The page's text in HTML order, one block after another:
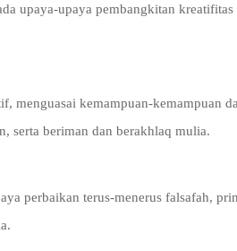
upaya-upaya pembangkitan
menguasai kemampuan-kemampuan
serta beriman dan berakhlaq mulia.
perbaikan terus-menerus falsafah,